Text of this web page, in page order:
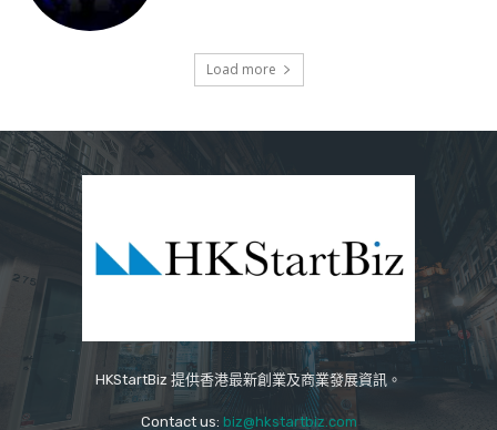
Load more
HKStartBiz 提供香港最新創業及商業發展資訊。
Contact us: biz@hkstartbiz.com